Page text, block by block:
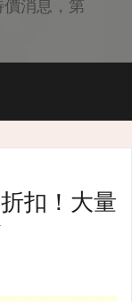
消息，第
扣！大量